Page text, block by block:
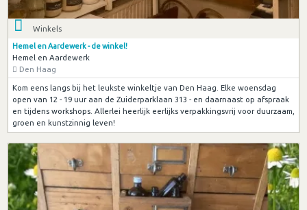
Winkels
Hemel en Aardewerk - de winkel!
Hemel en Aardewerk
Den Haag
Kom eens langs bij het leukste winkeltje van Den Haag. Elke woensdag
open van 12 - 19 uur aan de Zuiderparklaan 313 - en daarnaast op afspraak
en tijdens workshops. Allerlei heerlijk eerlijks verpakkingsvrij voor duurzaam,
groen en kunstzinnig leven!